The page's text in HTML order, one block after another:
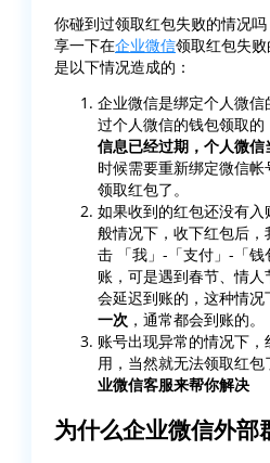
你碰到过领取红包失败的情况
享一下在企业微信领取红包失
是以下情况造成的：
企业微信是绑定个人微
过个人微信的钱包领取的
信息已经过期，个人微
时候需要重新绑定微信
领取红包了。
如果收到的红包还没有
般情况下，收下红包后
击 「我」-「支付」-「
账，可是遇到春节、情
会延迟到账的，这种情况
一次 ，通常都会到账的。
账号出现异常的情况下
用，当然就无法领取红
业微信客服来帮你解决
为什么企业微信外部